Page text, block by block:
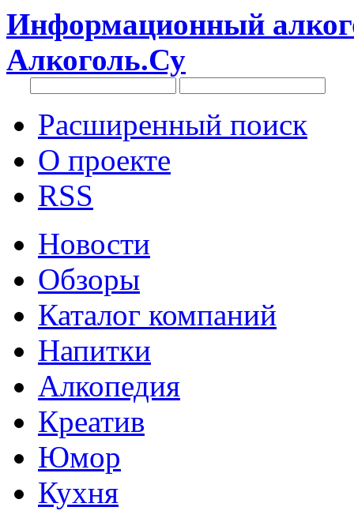
Информационный
Алкоголь.Су
Расширенный поиск
О проекте
RSS
Новости
Обзоры
Каталог компаний
Напитки
Алкопедия
Креатив
Юмор
Кухня